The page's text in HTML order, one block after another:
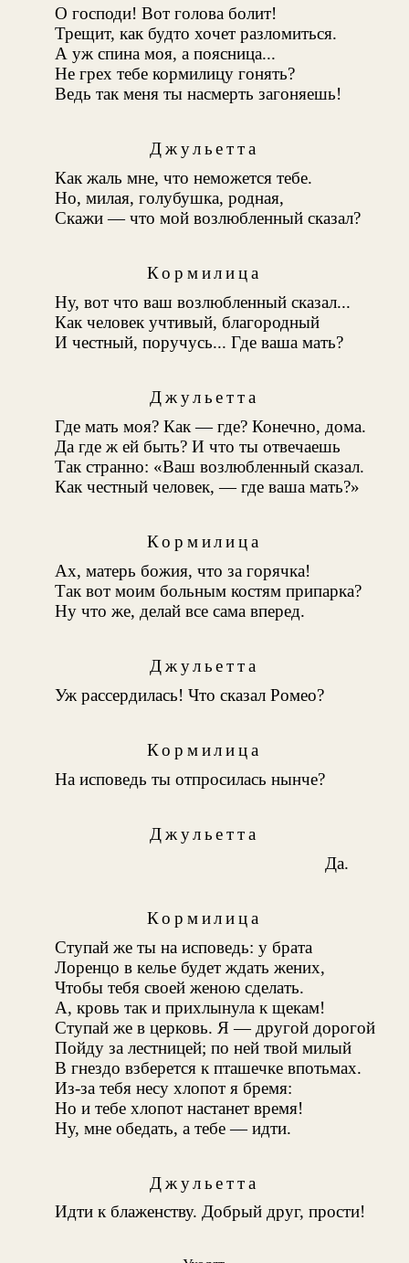
О господи! Вот голова болит!
Трещит, как будто хочет разломиться.
А уж спина моя, а поясница...
Не грех тебе кормилицу гонять?
Ведь так меня ты насмерть загоняешь!
Джульетта
Как жаль мне, что неможется тебе.
Но, милая, голубушка, родная,
Скажи — что мой возлюбленный сказал?
Кормилица
Ну, вот что ваш возлюбленный сказал...
Как человек учтивый, благородный
И честный, поручусь... Где ваша мать?
Джульетта
Где мать моя? Как — где? Конечно, дома.
Да где ж ей быть? И что ты отвечаешь
Так странно: «Ваш возлюбленный сказал.
Как честный человек, — где ваша мать?»
Кормилица
Ах, матерь божия, что за горячка!
Так вот моим больным костям припарка?
Ну что же, делай все сама вперед.
Джульетта
Уж рассердилась! Что сказал Ромео?
Кормилица
На исповедь ты отпросилась нынче?
Джульетта
Да.
Кормилица
Ступай же ты на исповедь: у брата
Лоренцо в келье будет ждать жених,
Чтобы тебя своей женою сделать.
А, кровь так и прихлынула к щекам!
Ступай же в церковь. Я — другой дорогой
Пойду за лестницей; по ней твой милый
В гнездо взберется к пташечке впотьмах.
Из-за тебя несу хлопот я бремя:
Но и тебе хлопот настанет время!
Ну, мне обедать, а тебе — идти.
Джульетта
Идти к блаженству. Добрый друг, прости!